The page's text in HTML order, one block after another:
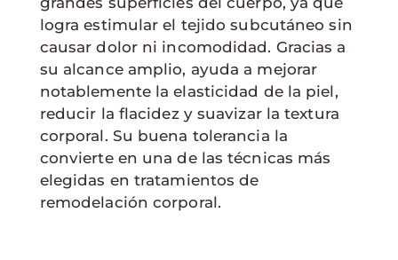
logra estimular el tejido subcutáneo sin
causar dolor ni incomodidad. Gracias a
su alcance amplio, ayuda a mejorar
notablemente la elasticidad de la piel,
reducir la flacidez y suavizar la textura
corporal. Su buena tolerancia la
convierte en una de las técnicas más
elegidas en tratamientos de
remodelación corporal.